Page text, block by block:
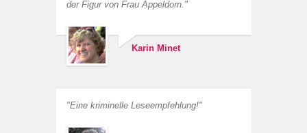
der Figur von Frau Appeldorn."
Karin Minet
"Eine kriminelle Leseempfehlung!"